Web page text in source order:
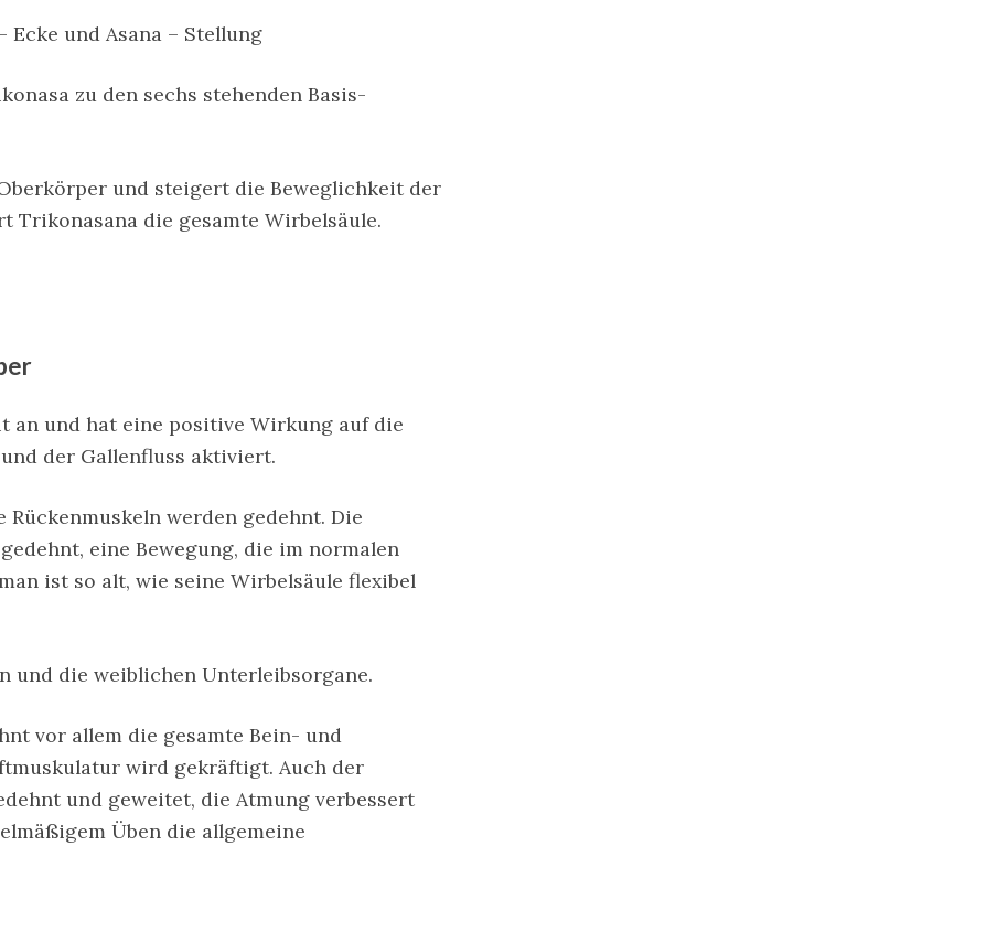
Ecke und Asana – Stellung
zu den sechs stehenden Basis-
und steigert die Beweglichkeit der
Trikonasana die gesamte Wirbelsäule.
an und hat eine positive Wirkung auf die
der Gallenfluss aktiviert.
werden gedehnt. Die
eine Bewegung, die im normalen
ist so alt, wie seine Wirbelsäule flexibel
und die weiblichen Unterleibsorgane.
vor allem die gesamte Bein- und
wird gekräftigt. Auch der
und geweitet, die Atmung verbessert
Üben die allgemeine